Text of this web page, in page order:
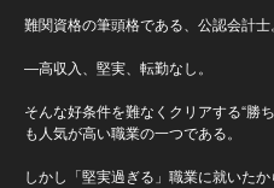
難関資格の筆頭格である、公認会計士。
―高収入、堅実、転勤なし。
そんな好条件を難なくクリアする“勝
も人気が高い職業の一つである。
しかし「堅実過ぎる」職業に就いたか